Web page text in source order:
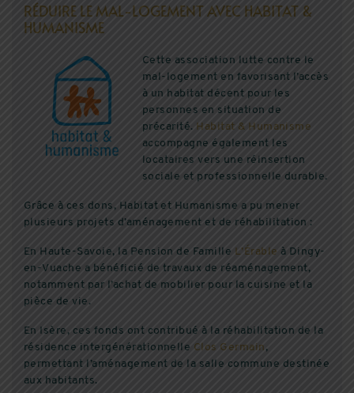
RÉDUIRE LE MAL-LOGEMENT AVEC HABITAT &
HUMANISME
Cette association lutte contre le
mal-logement en favorisant l’accès
à un habitat décent pour les
personnes en situation de
précarité. Habitat & Humanisme
accompagne également les
locataires vers une réinsertion
sociale et professionnelle durable.
Grâce à ces dons, Habitat et Humanisme a pu mener
plusieurs projets d’aménagement et de réhabilitation :
En Haute-Savoie, la Pension de Famille L’Érable à Dingy-
en-Vuache a bénéficié de travaux de réaménagement,
notamment par l’achat de mobilier pour la cuisine et la
pièce de vie.
En Isère, ces fonds ont contribué à la réhabilitation de la
résidence intergénérationnelle Clos Germain ,
permettant l’aménagement de la salle commune destinée
aux habitants.